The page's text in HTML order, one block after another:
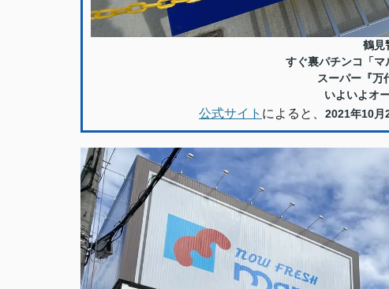
鶴見
すぐ裏パチンコ「マ
スーパー『万
いよいよオ
公式サイト によると、 2021年10月